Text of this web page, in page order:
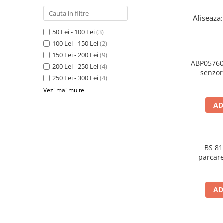
Cupla radio aftermarket
Cupla radio OEM
Inele boxe auto
Rame radio 1DIN
Rame radio 2DIN
Amplificatoare
50 Lei - 100 Lei(3)
100 Lei - 150 Lei(2)
150 Lei - 200 Lei(9)
200 Lei - 250 Lei(4)
250 Lei - 300 Lei(4)
Vezi mai multe
Afiseaza:
BS